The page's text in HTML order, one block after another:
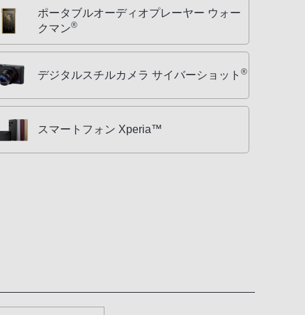
ポータブルオーディオプレーヤー ウォー
クマン®
デジタルスチルカメラ サイバーショット ®
スマートフォン Xperia™